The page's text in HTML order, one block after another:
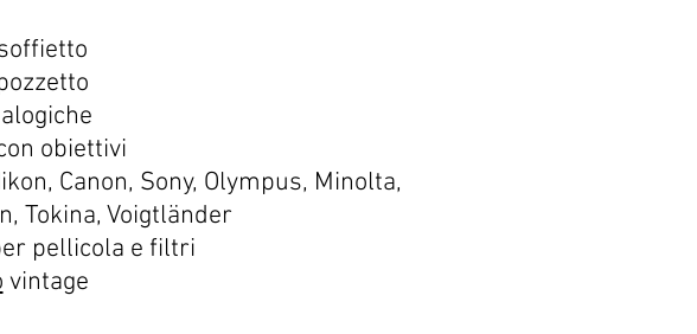
obiettivi
Canon, Sony, Olympus, Minolta,
Tokina, Voigtländer
pellicola e filtri
vintage